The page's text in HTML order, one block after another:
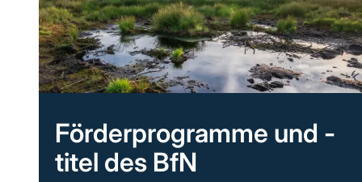
Förderprogramme und -
titel des BfN